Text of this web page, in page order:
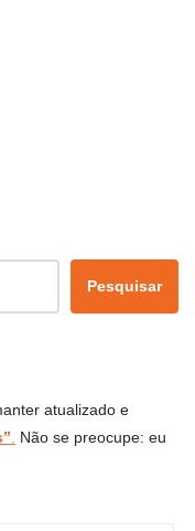
Pesquisar
atualizado e
Não se preocupe: eu